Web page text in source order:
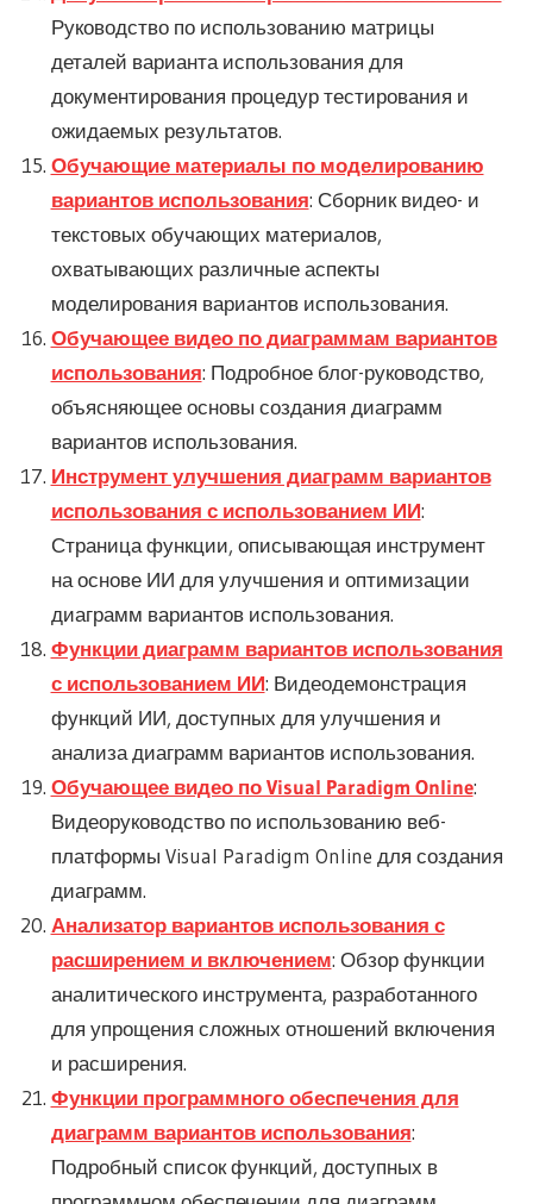
Руководство по использованию матрицы
деталей варианта использования для
документирования процедур тестирования и
ожидаемых результатов.
Обучающие материалы по моделированию
вариантов использования: Сборник видео- и
текстовых обучающих материалов,
охватывающих различные аспекты
моделирования вариантов использования.
Обучающее видео по диаграммам вариантов
использования: Подробное блог-руководство,
объясняющее основы создания диаграмм
вариантов использования.
Инструмент улучшения диаграмм вариантов
использования с использованием ИИ:
Страница функции, описывающая инструмент
на основе ИИ для улучшения и оптимизации
диаграмм вариантов использования.
Функции диаграмм вариантов использования
с использованием ИИ: Видеодемонстрация
функций ИИ, доступных для улучшения и
анализа диаграмм вариантов использования.
Обучающее видео по Visual Paradigm Online:
Видеоруководство по использованию веб-
платформы Visual Paradigm Online для создания
диаграмм.
Анализатор вариантов использования с
расширением и включением: Обзор функции
аналитического инструмента, разработанного
для упрощения сложных отношений включения
и расширения.
Функции программного обеспечения для
диаграмм вариантов использования:
Подробный список функций, доступных в